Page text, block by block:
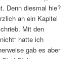
Denn diesmal hie?
an ein Kapitel
Mit den
hatte ich
gab es aber